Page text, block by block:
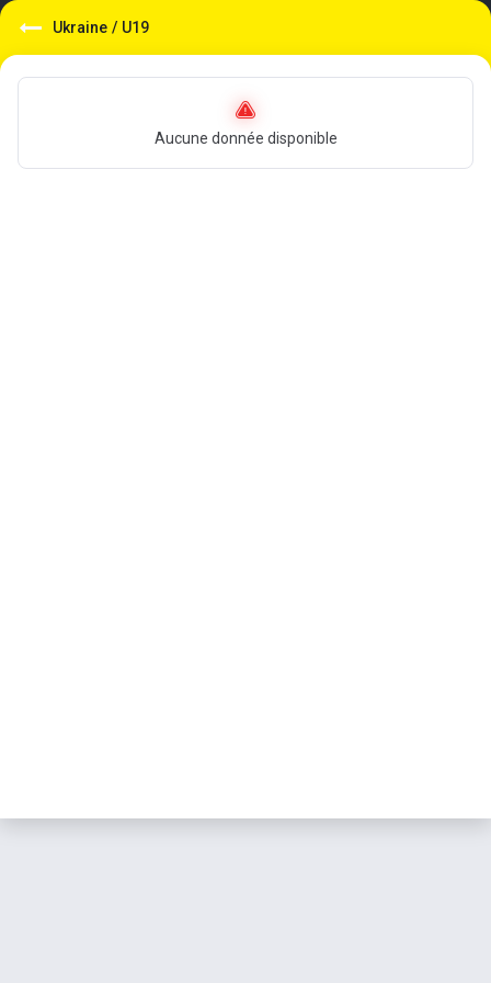
Ukraine / U19
Aucune donnée disponible